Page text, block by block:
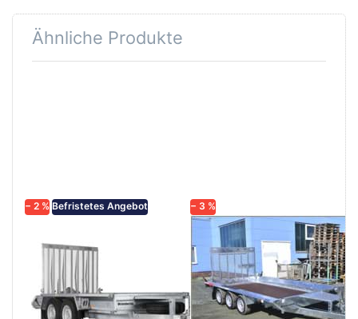
Ähnliche Produkte
− 2 % Befristetes Angebot
MT 3651STB
3500
Minibagger/Maschinentransporter
der neuen Brenderup
− 3 %
TEMARED
Builder3 4018-
S3 3500 kg
Baumaschinentransporter
3achser mit Gitterrampe